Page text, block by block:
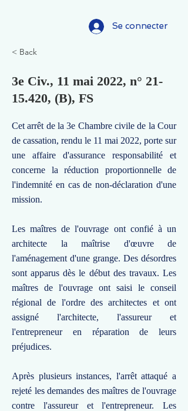
Se connecter
< Back
3e Civ., 11 mai 2022, n° 21-
15.420, (B), FS
Cet arrêt de la 3e Chambre civile de la Cour
de cassation, rendu le 11 mai 2022, porte sur
une affaire d'assurance responsabilité et
concerne la réduction proportionnelle de
l'indemnité en cas de non-déclaration d'une
mission.
Les maîtres de l'ouvrage ont confié à un
architecte la maîtrise d'œuvre de
l'aménagement d'une grange. Des désordres
sont apparus dès le début des travaux. Les
maîtres de l'ouvrage ont saisi le conseil
régional de l'ordre des architectes et ont
assigné l'architecte, l'assureur et
l'entrepreneur en réparation de leurs
préjudices.
Après plusieurs instances, l'arrêt attaqué a
rejeté les demandes des maîtres de l'ouvrage
contre l'assureur et l'entrepreneur. Les